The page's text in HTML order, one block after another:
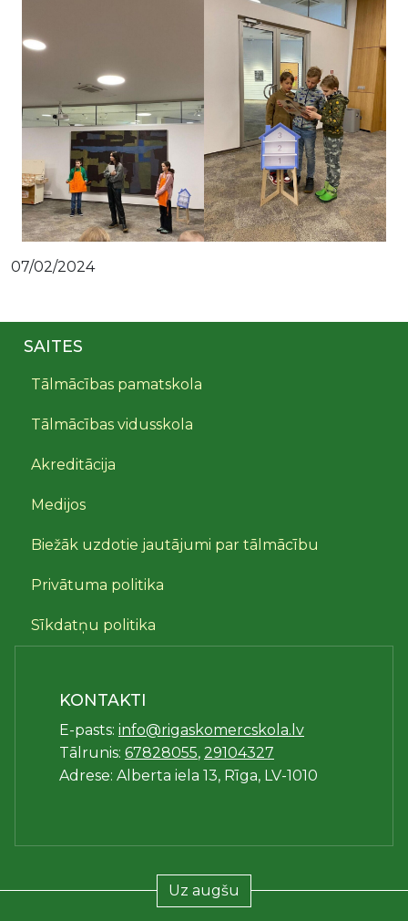
07/02/2024
SAITES
Tālmācības pamatskola
Tālmācības vidusskola
Akreditācija
Medijos
Biežāk uzdotie jautājumi par tālmācību
Privātuma politika
Sīkdatņu politika
KONTAKTI
E-pasts: info@rigaskomercskola.lv
Tālrunis: 67828055, 29104327
Adrese: Alberta iela 13, Rīga, LV-1010
Uz augšu